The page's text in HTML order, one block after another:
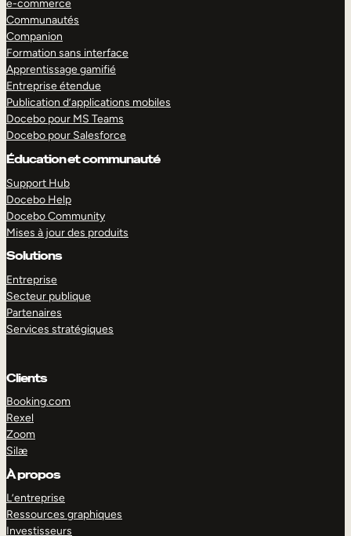
e-commerce
Communautés
Companion
Formation sans interface
Apprentissage gamifié
Entreprise étendue
Publication d’applications mobiles
Docebo pour MS Teams
Docebo pour Salesforce
Éducation et communauté
Support Hub
Docebo Help
Docebo Community
Mises à jour des produits
Solutions
Entreprise
Secteur publique
Partenaires
Services stratégiques
Clients
Booking.com
Rexel
Zoom
Silæ
À propos
L’entreprise
Ressources graphiques
Investisseurs